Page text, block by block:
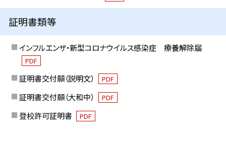
証明書類等
インフルエンザ・新型コロナウイルス感染症 療養解除届
PDF
証明書交付願（説明文） PDF
証明書交付願（大和中） PDF
登校許可証明書 PDF